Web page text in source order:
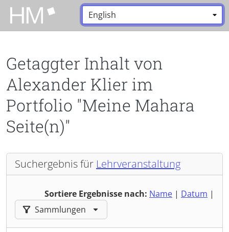
Zum Hauptinhalt zurückspringen
Sprache:
Getaggter Inhalt von
Alexander Klier im
Portfolio "Meine Mahara
Seite(n)"
Suchergebnis für Lehrveranstaltung
Sortiere Ergebnisse nach: Name | Datum |
Ergebnisse filtern nach:
Sammlungen